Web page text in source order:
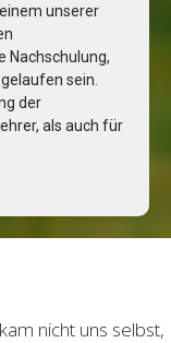
unserer
Nachschulung,
sein.
der
als auch für
nicht uns selbst,